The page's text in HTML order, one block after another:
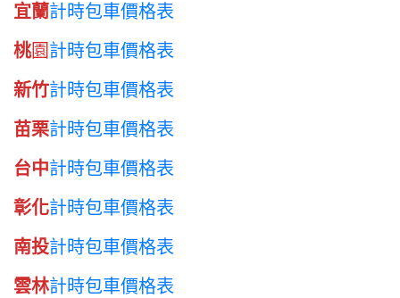
宜蘭計時包車價格表
桃園計時包車價格表
新竹計時包車價格表
苗栗計時包車價格表
台中計時包車價格表
彰化計時包車價格表
南投計時包車價格表
雲林計時包車價格表